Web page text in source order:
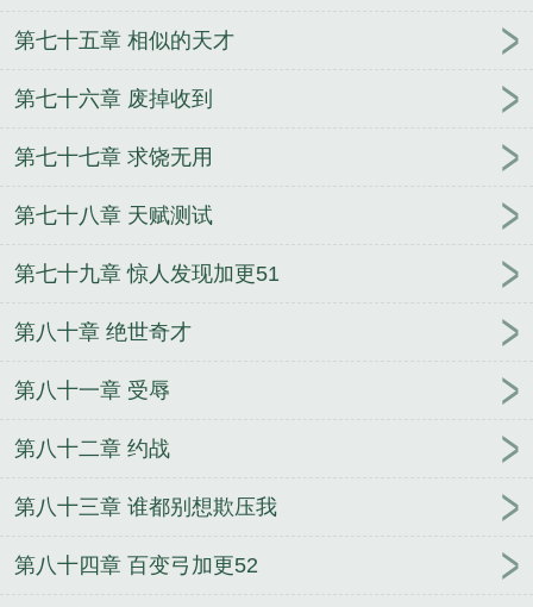
第七十五章 相似的天才
第七十六章 废掉收到
第七十七章 求饶无用
第七十八章 天赋测试
第七十九章 惊人发现加更51
第八十章 绝世奇才
第八十一章 受辱
第八十二章 约战
第八十三章 谁都别想欺压我
第八十四章 百变弓加更52